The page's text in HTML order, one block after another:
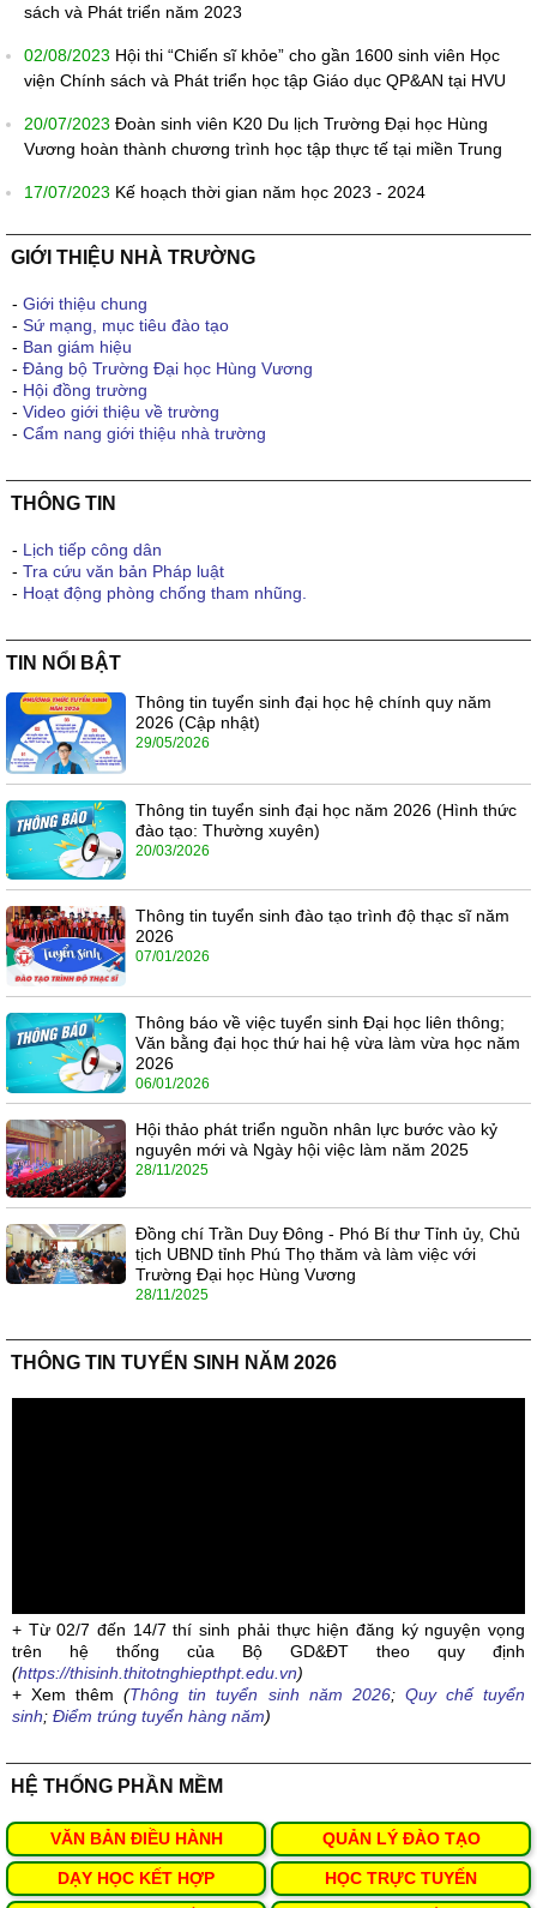
sách và Phát triển năm 2023
02/08/2023 Hội thi “Chiến sĩ khỏe” cho gần 1600 sinh viên Học
viện Chính sách và Phát triển học tập Giáo dục QP&AN tại HVU
20/07/2023 Đoàn sinh viên K20 Du lịch Trường Đại học Hùng
Vương hoàn thành chương trình học tập thực tế tại miền Trung
17/07/2023 Kế hoạch thời gian năm học 2023 - 2024
GIỚI THIỆU NHÀ TRƯỜNG
- Giới thiệu chung
- Sứ mạng, mục tiêu đào tạo
- Ban giám hiệu
- Đảng bộ Trường Đại học Hùng Vương
- Hội đồng trường
- Video giới thiệu về trường
- Cẩm nang giới thiệu nhà trường
THÔNG TIN
- Lịch tiếp công dân
- Tra cứu văn bản Pháp luật
- Hoạt động phòng chống tham nhũng.
TIN NỔI BẬT
Thông tin tuyển sinh đại học hệ chính quy năm
2026 (Cập nhật)
29/05/2026
Thông tin tuyển sinh đại học năm 2026 (Hình thức
đào tạo: Thường xuyên)
20/03/2026
Thông tin tuyển sinh đào tạo trình độ thạc sĩ năm
2026
07/01/2026
Thông báo về việc tuyển sinh Đại học liên thông;
Văn bằng đại học thứ hai hệ vừa làm vừa học năm
2026
06/01/2026
Hội thảo phát triển nguồn nhân lực bước vào kỷ
nguyên mới và Ngày hội việc làm năm 2025
28/11/2025
Đồng chí Trần Duy Đông - Phó Bí thư Tỉnh ủy, Chủ
tịch UBND tỉnh Phú Thọ thăm và làm việc với
Trường Đại học Hùng Vương
28/11/2025
THÔNG TIN TUYỂN SINH NĂM 2026
+ Từ 02/7 đến 14/7 thí sinh phải thực hiện đăng ký nguyện vọng
trên hệ thống của Bộ GD&ĐT theo quy định
(https://thisinh.thitotnghiepthpt.edu.vn)
+ Xem thêm(Thông tin tuyển sinh năm 2026; Quy chế tuyển
sinh; Điểm trúng tuyển hàng năm)
HỆ THỐNG PHẦN MỀM
VĂN BẢN ĐIỀU HÀNH QUẢN LÝ ĐÀO TẠO
DẠY HỌC KẾT HỢP HỌC TRỰC TUYẾN